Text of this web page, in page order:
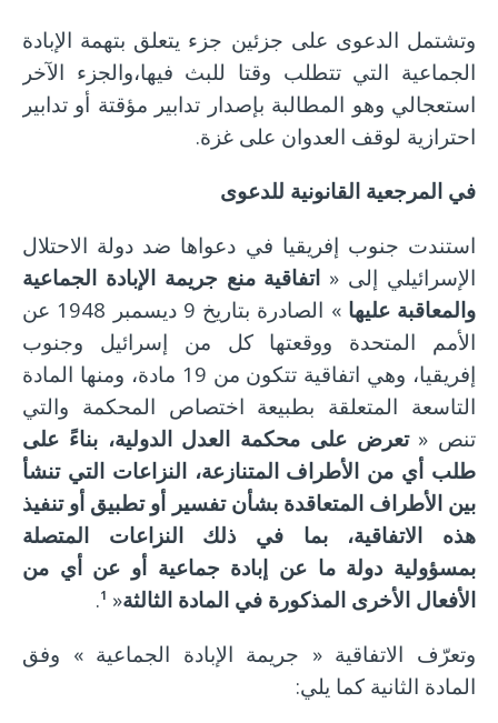
وتشتمل الدعوى على جزئين جزء يتعلق بتهمة الإبادة
الجماعية التي تتطلب وقتا للبث فيها،والجزء الآخر
استعجالي وهو المطالبة بإصدار تدابير مؤقتة أو تدابير
احترازية لوقف العدوان على غزة.
في المرجعية القانونية للدعوى
استندت جنوب إفريقيا في دعواها ضد دولة الاحتلال
الإسرائيلي إلى « اتفاقية منع جريمة الإبادة الجماعية
والمعاقبة عليها
» الصادرة بتاريخ 9 ديسمبر 1948 عن
الأمم المتحدة ووقعتها كل من إسرائيل وجنوب
إفريقيا، وهي اتفاقية تتكون من 19 مادة، ومنها المادة
التاسعة المتعلقة بطبيعة اختصاص المحكمة والتي
تنص «تعرض على محكمة العدل الدولية، بناءً على
طلب أي من الأطراف المتنازعة، النزاعات التي تنشأ
بين الأطراف المتعاقدة بشأن تفسير أو تطبيق أو تنفيذ
هذه الاتفاقية، بما في ذلك النزاعات المتصلة
بمسؤولية دولة ما عن إبادة جماعية أو عن أي من
الأفعال الأخرى المذكورة في المادة الثالثة«
1
.
وتعرّف الاتفاقية « جريمة الإبادة الجماعية » وفق
المادة الثانية كما يلي: